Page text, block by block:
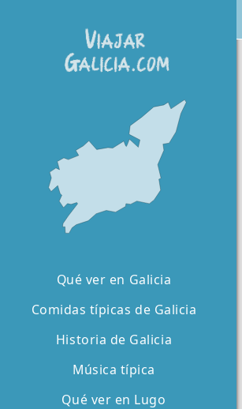
Qué ver en Galicia
Comidas típicas de Galicia
Historia de Galicia
Música típica
Qué ver en Lugo